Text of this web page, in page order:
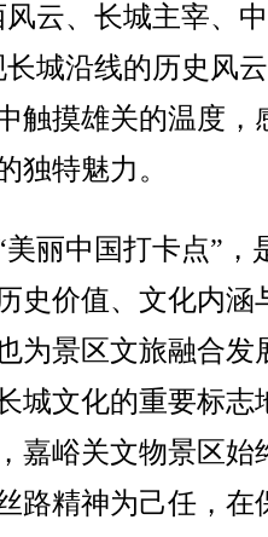
云、长城主宰、
城沿线的历史风
触摸雄关的温度，
独特魅力。
丽中国打卡点”，
史价值、文化内涵
为景区文旅融合发
城文化的重要标志
嘉峪关文物景区始
路精神为己任，在